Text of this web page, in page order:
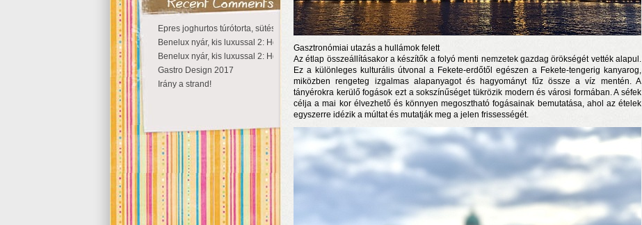
Epres joghurtos túrótorta, sütés nélkül
Benelux nyár, kis luxussal 2: Hollandia
Benelux nyár, kis luxussal 2: Hollandia
Gastro Design 2017
Irány a strand!
Gasztronómiai utazás a hullámok felett
Az étlap összeállításakor a készítők a folyó menti nemzetek gazdag örökségét vették alapul.
Ez a különleges kulturális útvonal a Fekete-erdőtől egészen a Fekete-tengerig kanyarog,
miközben rengeteg izgalmas alapanyagot és hagyományt fűz össze a víz mentén. A
tányérokra kerülő fogások ezt a sokszínűséget tükrözik modern és városi formában. A séfek
célja a mai kor élvezhető és könnyen megosztható fogásainak bemutatása, ahol az ételek
egyszerre idézik a múltat és mutatják meg a jelen frissességét.